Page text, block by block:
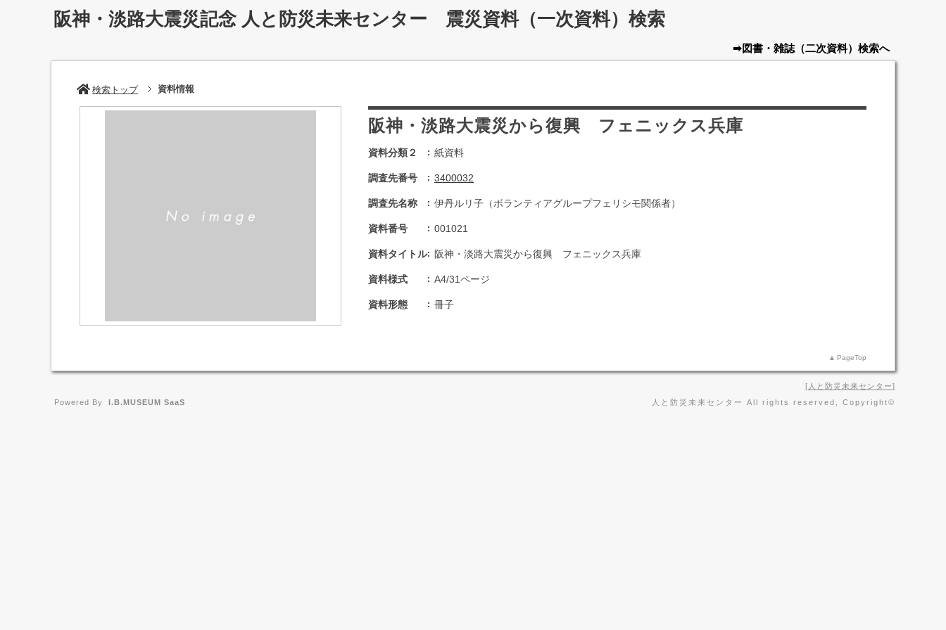
阪神・淡路大震災記念 人と防災未来センター 震災資料（一次資料）検索
➡図書・雑誌（二次資料） 検索へ
検索トップ 資料情報
阪神・淡路大震災から復興 フェニックス兵庫
資料分類２ 紙資料
調査先番号 3400032
調査先名称 伊丹ルリ子（ボランティアグループフェリシモ関係者）
資料番号 001021
資料タイトル 阪神・淡路大震災から復興 フェニックス兵庫
資料様式 A4/31ページ
資料形態 冊子
PageTop
人と防災未来センター
人と防災未来センター All rights reserved, Copyright©
Powered By I.B.MUSEUM SaaS